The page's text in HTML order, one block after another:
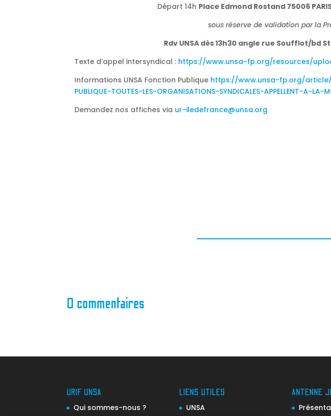
Départ 14h Place Edmond Rostand 75006
sous réserve de validation par la
Rdv UNSA dès 13h30 angle rue Soufflot/bd St
Texte d’appel intersyndical : https://www.unsa-fp.org/resources/
Informations UNSA Fonction Publique https://www.unsa-fp.org/article/
PUBLIQUE-TOUTES-LES-ORGANISATIONS-SYNDICALES-APPELLENT-A-LA-
Demandez nos affiches via ur-iledefrance@unsa.org
0 commentaires
URIF UNSA
Qui sommes-nous ?
LIENS UTILES
UNSA
ANTENNE